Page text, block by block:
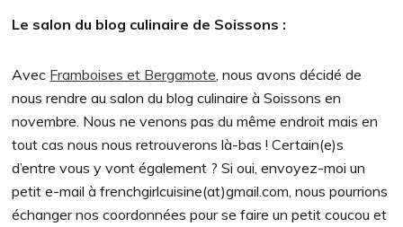
Le salon du blog culinaire de Soissons :
Avec Framboises et Bergamote , nous avons décidé de
nous rendre au salon du blog culinaire à Soissons en
novembre. Nous ne venons pas du même endroit mais en
tout cas nous nous retrouverons là-bas ! Certain(e)s
d’entre vous y vont également ? Si oui, envoyez-moi un
petit e-mail à frenchgirlcuisine(at)gmail.com, nous pourrions
échanger nos coordonnées pour se faire un petit coucou et